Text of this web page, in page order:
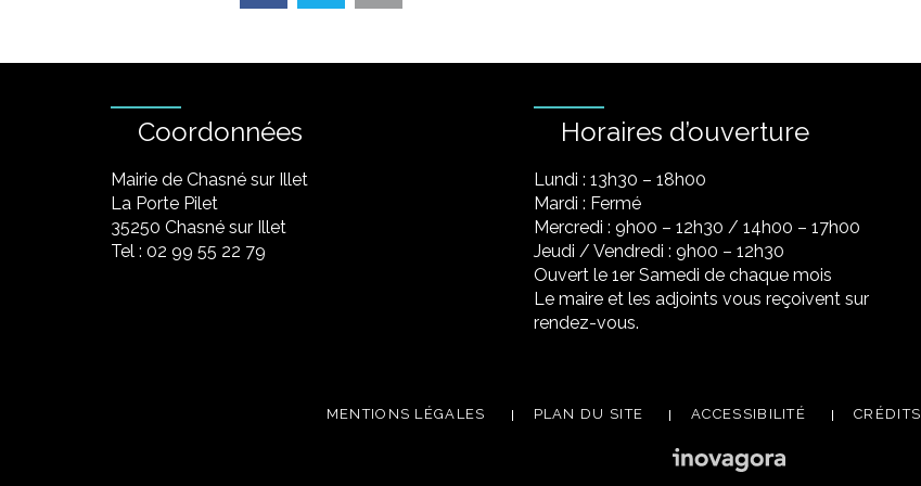
Coordonnées
Mairie de Chasné sur Illet
La Porte Pilet
35250 Chasné sur Illet
Tel : 02 99 55 22 79
Horaires d’ouverture
Lundi : 13h30 – 18h00
Mardi : Fermé
Mercredi : 9h00 – 12h30 / 14h00 – 17h00
Jeudi / Vendredi : 9h00 – 12h30
Ouvert le 1er Samedi de chaque mois
Le maire et les adjoints vous reçoivent sur
rendez-vous.
MENTIONS LÉGALES PLAN DU SITE ACCESSIBILITÉ CRÉDITS